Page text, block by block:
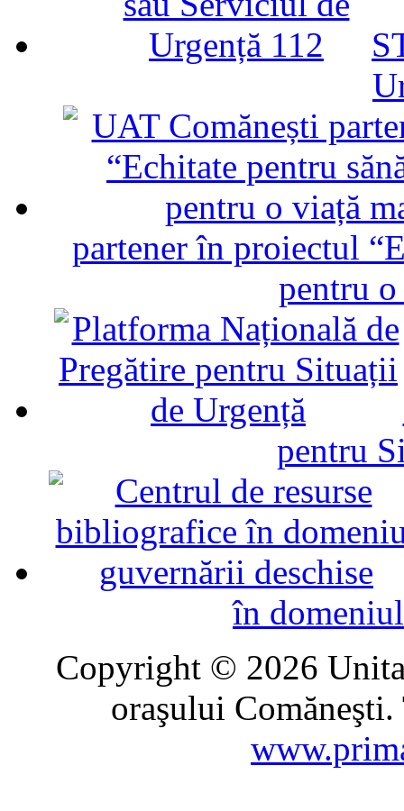
partener în proiectul
pentru
pentru
în
Copyright © 2026
oraşului